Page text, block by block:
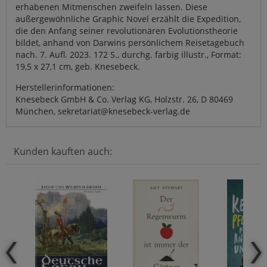
erhabenen Mitmenschen zweifeln lassen. Diese
außergewöhnliche Graphic Novel erzählt die Expedition,
die den Anfang seiner revolutionären Evolutionstheorie
bildet, anhand von Darwins persönlichem Reisetagebuch
nach. 7. Aufl. 2023. 172 S., durchg. farbig illustr., Format:
19,5 x 27,1 cm, geb. Knesebeck.
Herstellerinformationen:
Knesebeck GmbH & Co. Verlag KG, Holzstr. 26, D 80469
München, sekretariat@knesebeck-verlag.de
Kunden kauften auch: